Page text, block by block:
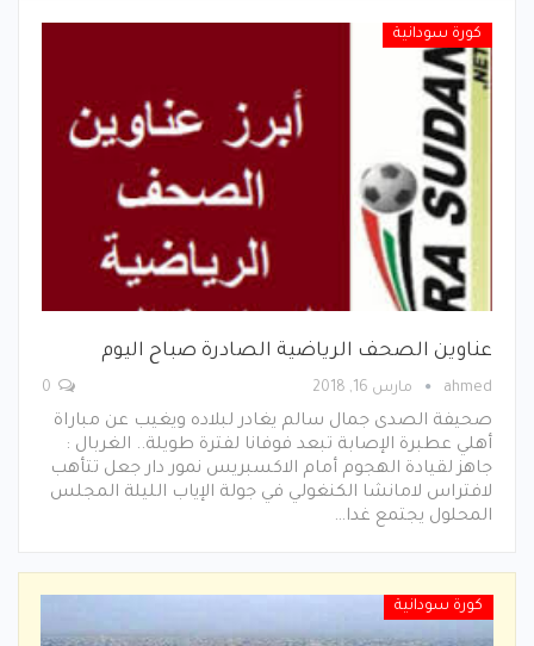
كورة سودانية
عناوين الصحف الرياضية الصادرة صباح اليوم
ahmed مارس 16, 2018
صحيفة الصدى جمال سالم يغادر لبلاده ويغيب عن مباراة
أهلي عطبرة الإصابة تبعد فوفانا لفترة طويلة.. الغربال :
جاهز لقيادة الهجوم أمام الاكسبريس نمور دار جعل تتأهب
لافتراس لامانشا الكنغولي في جولة الإياب الليلة المجلس
المحلول يجتمع غدا…
كورة سودانية